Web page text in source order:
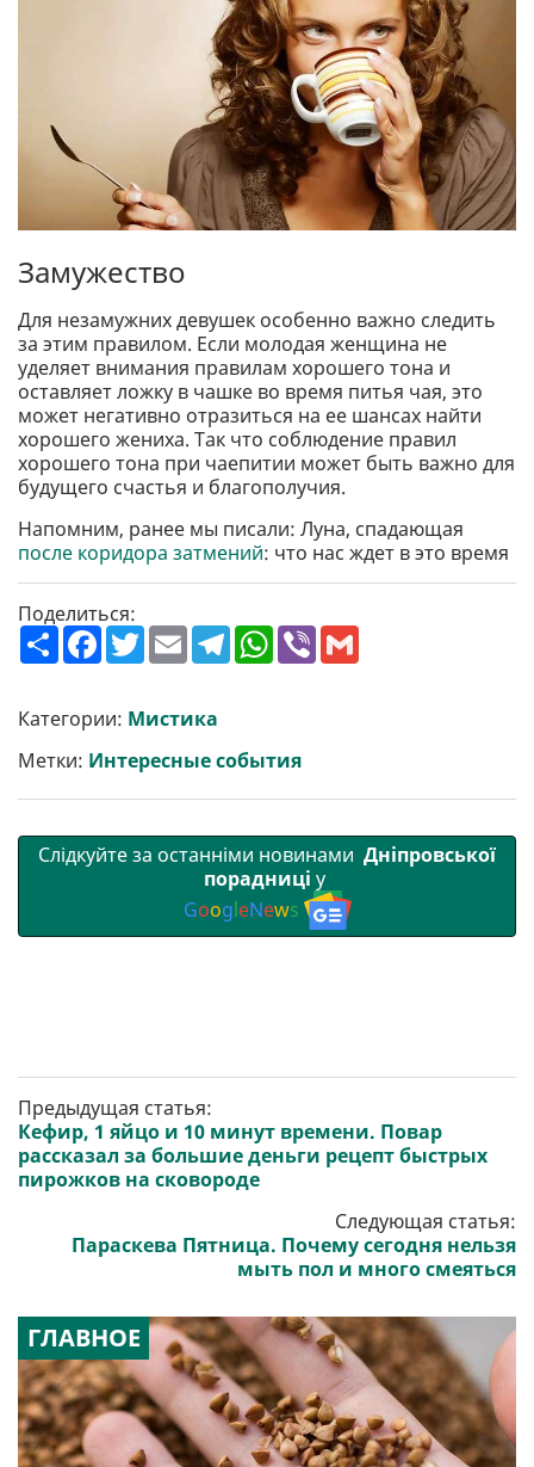
Замужество
Для незамужних девушек особенно важно следить
за этим правилом. Если молодая женщина не
уделяет внимания правилам хорошего тона и
оставляет ложку в чашке во время питья чая, это
может негативно отразиться на ее шансах найти
хорошего жениха. Так что соблюдение правил
хорошего тона при чаепитии может быть важно для
будущего счастья и благополучия.
Напомним, ранее мы писали: Луна, спадающая
после коридора затмений: что нас ждет в это время
Поделиться:
П
о
ш
р
и
и
F
a
c
b
o
o
k
T
w
t
e
E
m
a
l
T
e
a
m
W
h
a
p
V
b
Категории: Мистика
Метки: Интересные события
Слідкуйте за останніми новинами Дніпровської
порадниці у
GoogleNews
Предыдущая статья:
Кефир, 1 яйцо и 10 минут времени. Повар
рассказал за большие деньги рецепт быстрых
пирожков на сковороде
Следующая статья:
Параскева Пятница. Почему сегодня нельзя
мыть пол и много смеяться
ГЛАВНОЕ